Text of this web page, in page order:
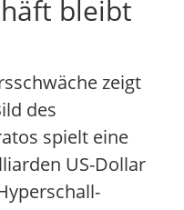
bleibt
zeigt
des
spielt eine
US-Dollar